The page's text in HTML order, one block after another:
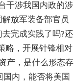
干涉我国内政的涉
放军装备部官员
完成实践了吗?还
略，开展针锋相对
产，是什么形态存
内，能否将美国